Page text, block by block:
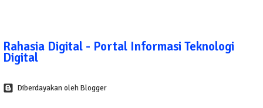
Rahasia Digital - Portal Informasi Teknologi
Digital
Diberdayakan oleh Blogger